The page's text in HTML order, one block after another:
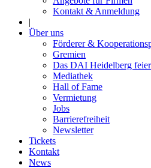
Kontakt & Anmeldung
|
Über uns
Förderer &
Gremien
Das DAI Heidelberg
Mediathek
Hall of Fame
Vermietung
Jobs
Barrierefreiheit
Newsletter
Tickets
Kontakt
News